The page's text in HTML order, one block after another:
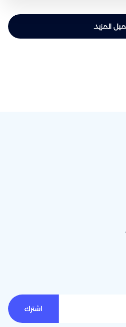
محفظتك أو راتبك. هو
الدراهم، وتفكيرك فيها.
المزيد
اشترك